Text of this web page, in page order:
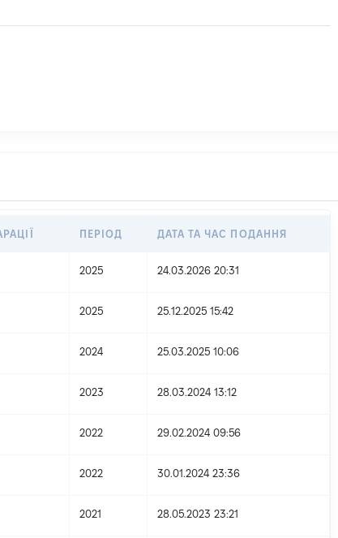
ПЕРІОД ДАТА ТА ЧАС ПОДАННЯ
2025 24.03.2026 20:31
2025 25.12.2025 15:42
2024 25.03.2025 10:06
2023 28.03.2024 13:12
2022 29.02.2024 09:56
2022 30.01.2024 23:36
2021 28.05.2023 23:21